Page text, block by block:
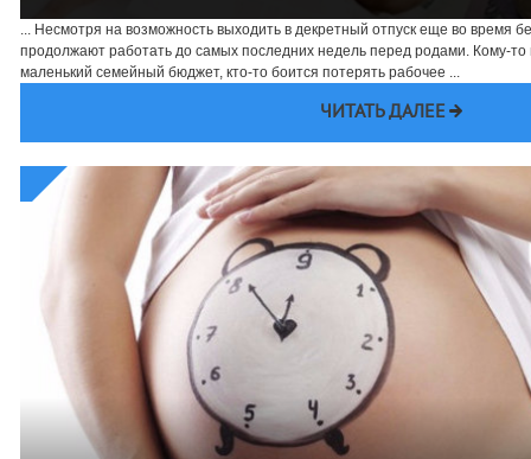
... Несмотря на возможность выходить в декретный отпуск еще во время
продолжают работать до самых последних недель перед родами. Кому-то
маленький семейный бюджет, кто-то боится потерять рабочее ...
ЧИТАТЬ ДАЛЕЕ